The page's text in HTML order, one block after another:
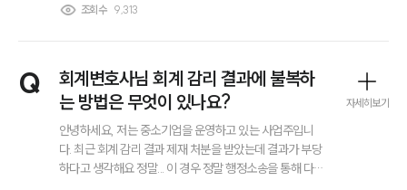
장폐지 후에도 회사가 계속 운영된다면, 주주로서 권리가
조회수 9,313
Q
회계변호사님 회계 감리 결과에 불복하
는 방법은 무엇이 있나요?
안녕하세요, 저는 중소기업을 운영하고 있는 사업주입니
다. 최근 회계 감리 결과 제재 처분을 받았는데 결과가 부당
하다고 생각해요 정말... 이 경우 정말 행정소송을 통해 다툴
자세히보기